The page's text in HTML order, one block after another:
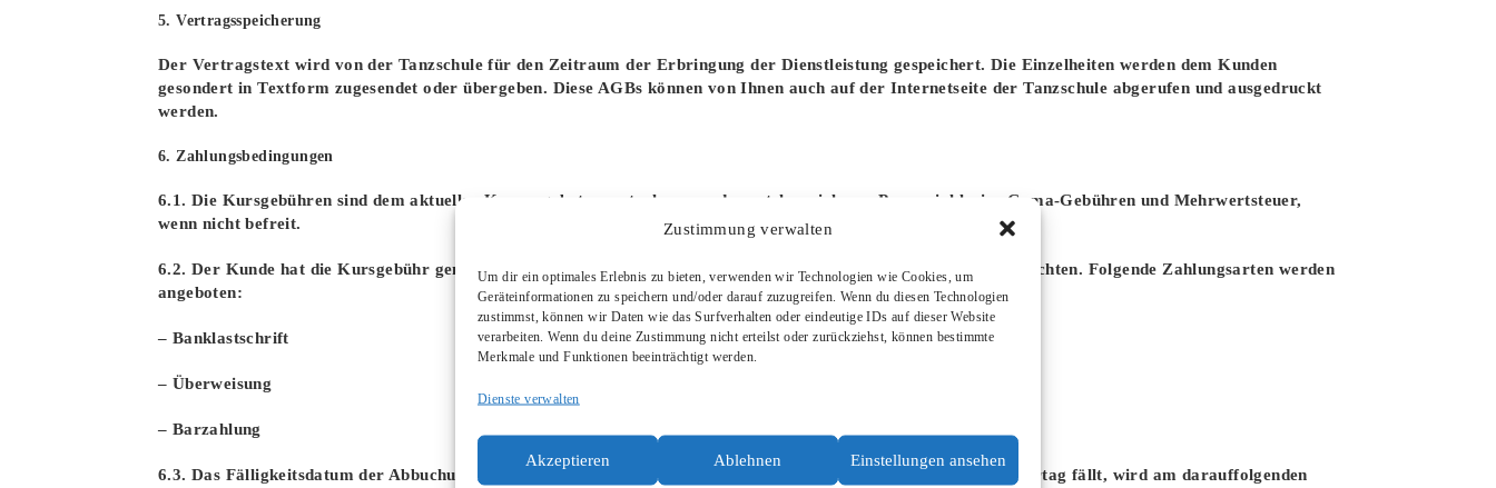
Zustimmung verwalten
Um dir ein optimales Erlebnis zu bieten, verwenden wir Technologien wie Cookies, um
Geräteinformationen zu speichern und/oder darauf zuzugreifen. Wenn du diesen Technologien
zustimmst, können wir Daten wie das Surfverhalten oder eindeutige IDs auf dieser Website
verarbeiten. Wenn du deine Zustimmung nicht erteilst oder zurückziehst, können bestimmte
Merkmale und Funktionen beeinträchtigt werden.
Dienste verwalten
Akzeptieren Ablehnen Einstellungen ansehen
5. Vertragsspeicherung
Der Vertragstext wird von der Tanzschule für den Zeitraum der Erbringung der Dienstleistung gespeichert. Die Einzelheiten werden dem Kunden
gesondert in Textform zugesendet oder übergeben. Diese AGBs können von Ihnen auch auf der Internetseite der Tanzschule abgerufen und ausgedruckt
werden.
6. Zahlungsbedingungen
6.1. Die Kursgebühren sind dem aktuellen Kursangebot zu entnehmen und verstehen sich pro Person inklusive Gema-Gebühren und Mehrwertsteuer,
wenn nicht befreit.
6.2. Der Kunde hat die Kursgebühr gemäß den von der Tanzschule angebotenen Zahlungsarten im Voraus zu entrichten. Folgende Zahlungsarten werden
angeboten:
– Banklastschrift
– Überweisung
– Barzahlung
6.3. Das Fälligkeitsdatum der Abbuchung ist der 5. des Beitragsmonats. Falls der 5. auf ein Wochenende oder Feiertag fällt, wird am darauffolgenden